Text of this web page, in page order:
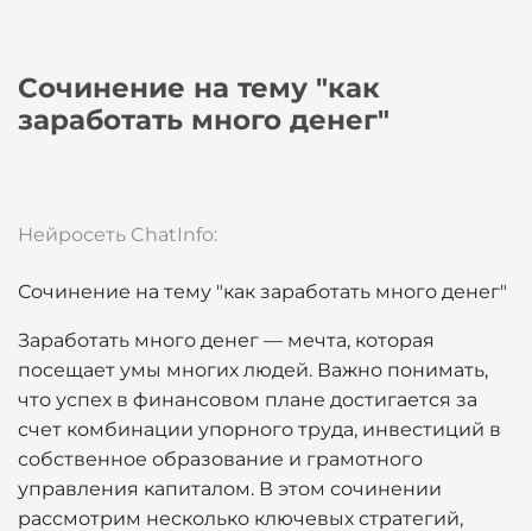
Сочинение на тему "как
заработать много денег"
Нейросеть ChatInfo:
Сочинение на тему "как заработать много денег"
Заработать много денег — мечта, которая
посещает умы многих людей. Важно понимать,
что успех в финансовом плане достигается за
счет комбинации упорного труда, инвестиций в
собственное образование и грамотного
управления капиталом. В этом сочинении
рассмотрим несколько ключевых стратегий,